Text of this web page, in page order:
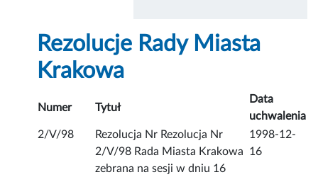
Rezolucje Rady Miasta
Krakowa
Numer Tytuł
Data
uchwalenia
2/V/98
Rezolucja Nr Rezolucja Nr
2/V/98 Rada Miasta Krakowa
zebrana na sesji w dniu 16
1998-12-
16